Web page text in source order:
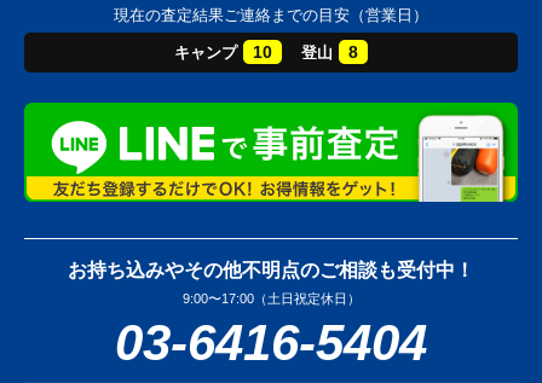
現在の査定結果ご連絡までの目安（営業日）
キャンプ 10 登山 8
お持ち込みやその他不明点のご相談も受付中！
9:00〜17:00（土日祝定休日）
03-6416-5404